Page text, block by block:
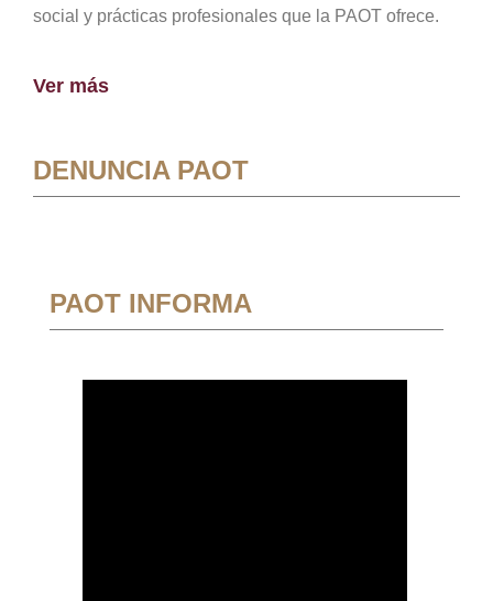
social y prácticas profesionales que la PAOT ofrece.
Ver más
DENUNCIA PAOT
PAOT INFORMA